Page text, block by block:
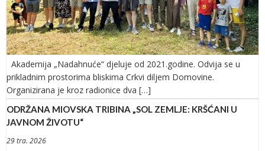
Akademija „Nadahnuće“ djeluje od 2021.godine. Odvija se u
prikladnim prostorima bliskima Crkvi diljem Domovine.
Organizirana je kroz radionice dva […]
ODRŽANA MIOVSKA TRIBINA „SOL ZEMLJE: KRŠĆANI U
JAVNOM ŽIVOTU“
29 tra. 2026